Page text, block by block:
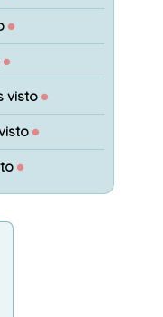
●
●
visto ●
●
●